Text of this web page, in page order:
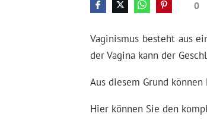
0
Vaginismus besteht aus
der Vagina kann der
Aus diesem Grund
Hier können Sie den